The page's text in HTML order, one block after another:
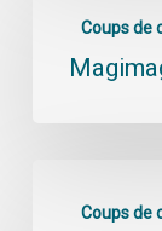
Coups de
Coups de